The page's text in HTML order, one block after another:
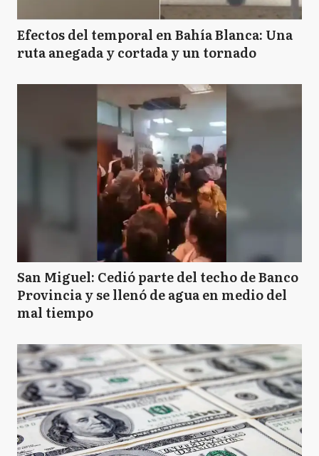
Efectos del temporal en Bahía Blanca: Una
ruta anegada y cortada y un tornado
San Miguel: Cedió parte del techo de Banco
Provincia y se llenó de agua en medio del
mal tiempo